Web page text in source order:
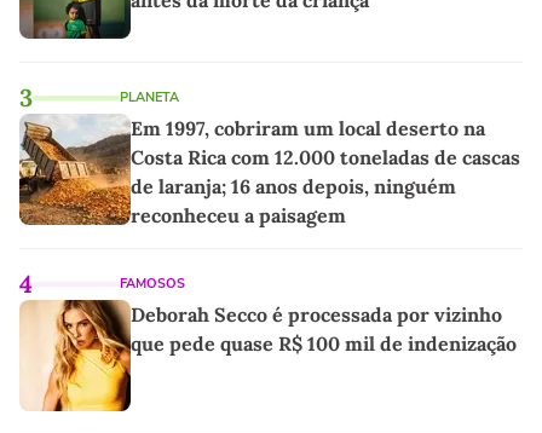
3 PLANETA
Em 1997, cobriram um local deserto na
Costa Rica com 12.000 toneladas de cascas
de laranja; 16 anos depois, ninguém
reconheceu a paisagem
4 FAMOSOS
Deborah Secco é processada por vizinho
que pede quase R$ 100 mil de indenização